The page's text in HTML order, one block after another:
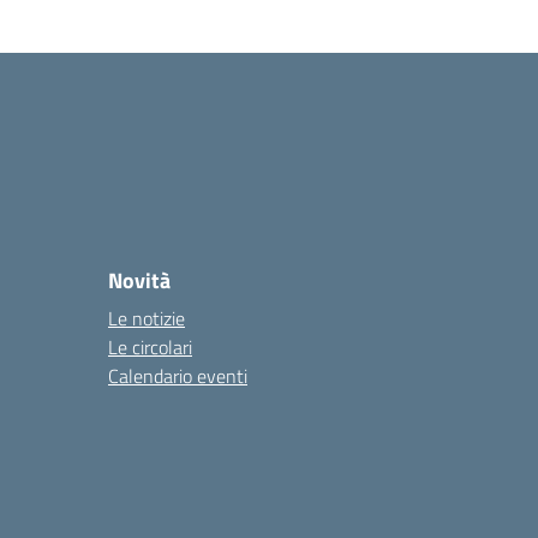
Novità
Le notizie
Le circolari
Calendario eventi